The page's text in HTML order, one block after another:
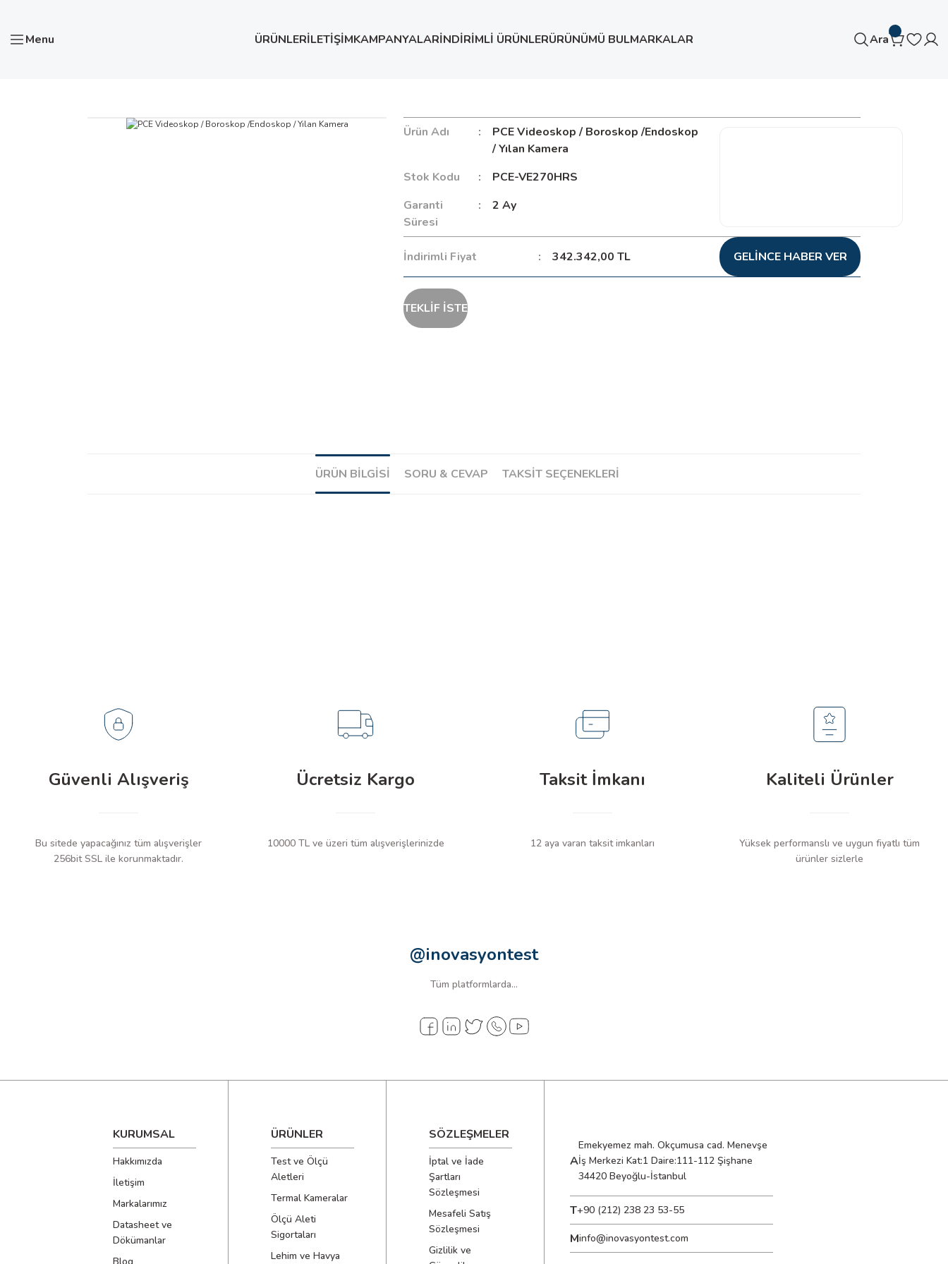
Menu ÜRÜNLERİLETİŞİMKAMPANYALARİNDİRİMLİ ÜRÜNLERÜRÜNÜMÜ BULMARKALAR Ara
Ürün Adı
PCE Videoskop / Boroskop /Endoskop
/ Yılan Kamera
Stok Kodu
PCE-VE270HRS
Garanti
Süresi
2 Ay
İndirimli Fiyat 342.342,00 TL GELINCE HABER VER
TEKLİF İSTE
ÜRÜN BILGISI SORU & CEVAP TAKSIT SEÇENEKLERI
Güvenli Alışveriş
Bu sitede yapacağınız tüm alışverişler
256bit SSL ile korunmaktadır.
Ücretsiz Kargo
10000 TL ve üzeri tüm alışverişlerinizde
Taksit İmkanı
12 aya varan taksit imkanları
Kaliteli Ürünler
Yüksek performanslı ve uygun fiyatlı tüm
ürünler sizlerle
@inovasyontest
Tüm platformlarda...
KURUMSAL
Hakkımızda
İletişim
Markalarımız
Datasheet ve
Dökümanlar
ÜRÜNLER
Test ve Ölçü
Aletleri
Termal Kameralar
Ölçü Aleti
Sigortaları
Lehim ve Havya
SÖZLEŞMELER
İptal ve İade
Şartları
Sözleşmesi
Mesafeli Satış
Sözleşmesi
Gizlilik ve
A
Emekyemez mah. Okçumusa cad. Menevşe
İş Merkezi Kat:1 Daire:111-112 Şişhane
34420 Beyoğlu-İstanbul
T+90 (212) 238 23 53-55
Minfo@inovasyontest.com